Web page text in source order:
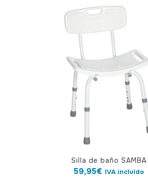
variantes.
opciones
Silla de baño SAMBA
59,95€ IVA incluido